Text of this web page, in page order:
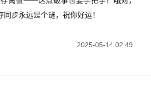
步永远是个谜，祝你好运！
2025-05-14 02:49